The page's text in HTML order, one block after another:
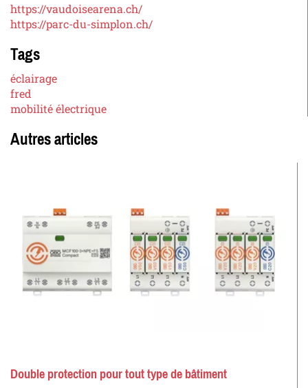
https://vaudoisearena.ch/
https://parc-du-simplon.ch/
Tags
éclairage
fred
mobilité électrique
Autres articles
Double protection pour tout type de bâtiment